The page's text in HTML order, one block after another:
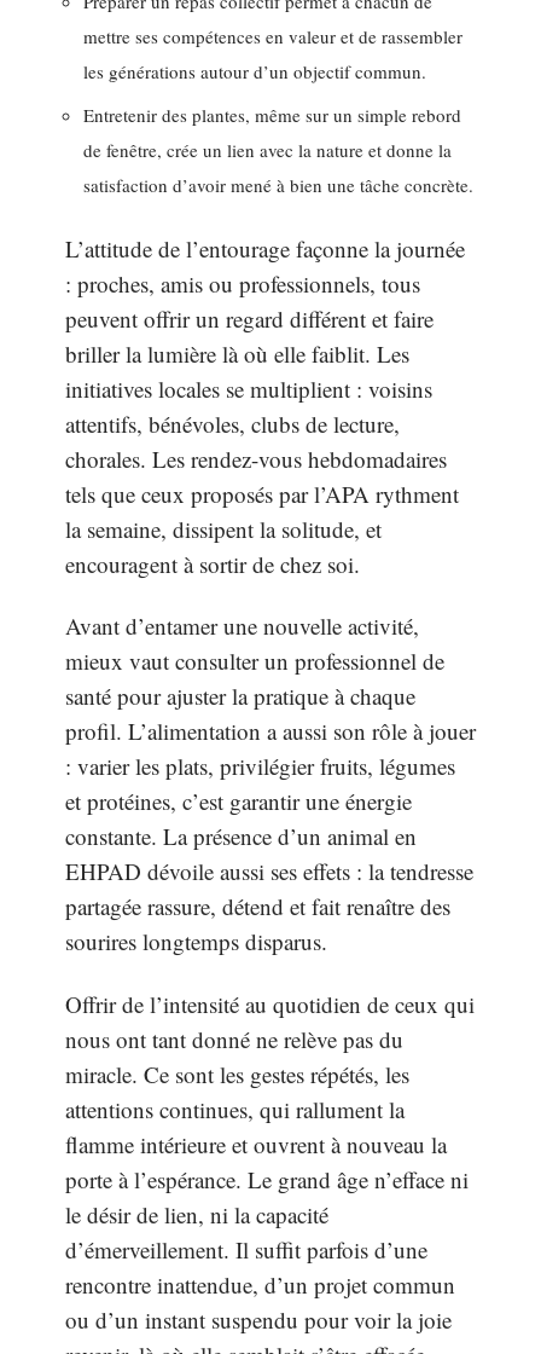
mettre ses compétences en valeur et de rassembler
les générations autour d’un objectif commun.
Entretenir des plantes, même sur un simple rebord
de fenêtre, crée un lien avec la nature et donne la
satisfaction d’avoir mené à bien une tâche concrète.
L’attitude de l’entourage façonne la journée
: proches, amis ou professionnels, tous
peuvent offrir un regard différent et faire
briller la lumière là où elle faiblit. Les
initiatives locales se multiplient : voisins
attentifs, bénévoles, clubs de lecture,
chorales. Les rendez-vous hebdomadaires
tels que ceux proposés par l’APA rythment
la semaine, dissipent la solitude, et
encouragent à sortir de chez soi.
Avant d’entamer une nouvelle activité,
mieux vaut consulter un professionnel de
santé pour ajuster la pratique à chaque
profil. L’alimentation a aussi son rôle à jouer
: varier les plats, privilégier fruits, légumes
et protéines, c’est garantir une énergie
constante. La présence d’un animal en
EHPAD dévoile aussi ses effets : la tendresse
partagée rassure, détend et fait renaître des
sourires longtemps disparus.
Offrir de l’intensité au quotidien de ceux qui
nous ont tant donné ne relève pas du
miracle. Ce sont les gestes répétés, les
attentions continues, qui rallument la
flamme intérieure et ouvrent à nouveau la
porte à l’espérance. Le grand âge n’efface ni
le désir de lien, ni la capacité
d’émerveillement. Il suffit parfois d’une
rencontre inattendue, d’un projet commun
ou d’un instant suspendu pour voir la joie